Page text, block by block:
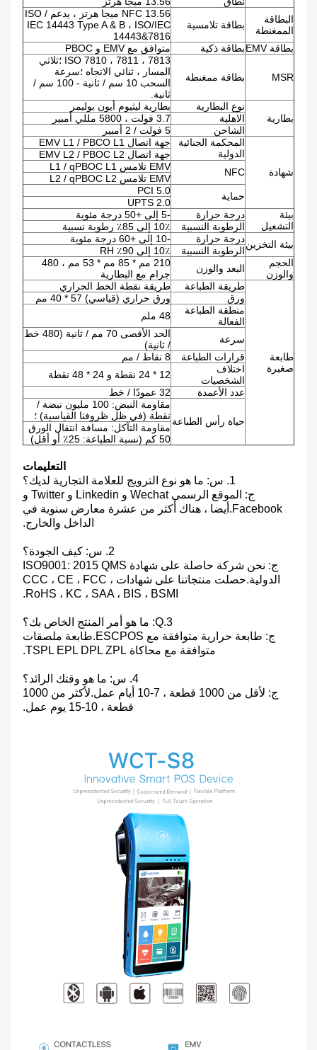
البطاقة
الممغنطة
بطاقة تلامسية
NFC 13.56 ميجا هرتز ، يدعم ISO /
IEC 14443 Type A & B ، ISO/IEC
14443&7816
بطاقة EMV
بطاقة ذكية متوافق مع EMV و PBOC
MSR بطاقة ممغنطة
ISO 7810 ، 7811 ، 7813 ؛ثلاثي
المسار ، ثنائي الاتجاه ؛سرعة
السحب 10 سم / ثانية - 100 سم /
ثانية.
بطارية
نوع البطارية
بطارية ليثيوم أيون بوليمر
الاهلية
3.7 فولت ، 5800 مللي أمبير
الشاحن
5 فولت / 2 أمبير
شهادة
المحكمة الجنائية
الدولية
جهة اتصال EMV L1 / PBCO L1
جهة اتصال EMV L2 / PBOC L2
NFC
EMV تلامس L1 / qPBOC L1
EMV تلامس L2 / qPBOC L2
حماية
PCI 5.0
UPTS 2.0
بيئة
التشغيل
درجة حرارة
-5 إلى +50 درجة مئوية
الرطوبة النسبية
10٪ إلى 85٪ رطوبة نسبية
بيئة التخزيندرجة حرارة
-10 إلى +60 درجة مئوية
الرطوبة النسبية
10٪ إلى 90٪ RH
الحجم
والوزن
البعد والوزن
210 مم * 85 مم * 53 مم ، 480
جرام مع البطارية
طابعة
صغيرة
طريقة الطباعة
طريقة نقطة الخط الحراري
ورق
ورق حراري (قياسي) 57 * 40 مم
منطقة الطباعة
الفعالة
48 ملم
سرعة
الحد الأقصى 70 مم / ثانية (480 خط
/ ثانية)
قرارات الطباعة
8 نقاط / مم
اختلاف
الشخصيات
12 * 24 نقطة و 24 * 48 نقطة
عدد الأعمدة
32 عمودًا / خط
حياة رأس الطباعة
مقاومة النبض: 100 مليون نبضة /
نقطة (في ظل ظروفنا القياسية) ؛
مقاومة التآكل: مسافة انتقال الورق
50 كم (نسبة الطباعة: 25٪ أو أقل)
التعليمات
1. س: ما هو نوع الترويج للعلامة التجارية لديك؟
ج: الموقع الرسمي Wechat و Linkedin و Twitter و
Facebook.أيضا ، هناك أكثر من عشرة معارض سنوية في
الداخل والخارج.
2. س: كيف الجودة؟
ج: نحن شركة حاصلة على شهادة ISO9001: 2015 QMS
الدولية.حصلت منتجاتنا على شهادات CCC ، CE ، FCC ،
RoHS ، KC ، SAA ، BIS ، BSMI.
3.Q: ما هو أمر المنتج الخاص بك؟
ج: طابعة حرارية متوافقة مع ESCPOS.طابعة ملصقات
متوافقة مع محاكاة TSPL EPL DPL ZPL.
4. س: ما هو وقتك الرائد؟
ج: لأقل من 1000 قطعة ، 7-10 أيام عمل.لأكثر من 1000
قطعة ، 10-15 يوم عمل.